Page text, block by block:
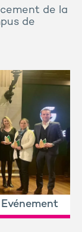
de la
de
Evénement